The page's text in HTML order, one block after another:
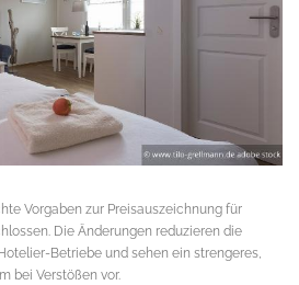
Vorgaben zur Preisauszeichnung für
Die Änderungen reduzieren die
Betriebe und sehen ein strengeres,
bei Verstößen vor.